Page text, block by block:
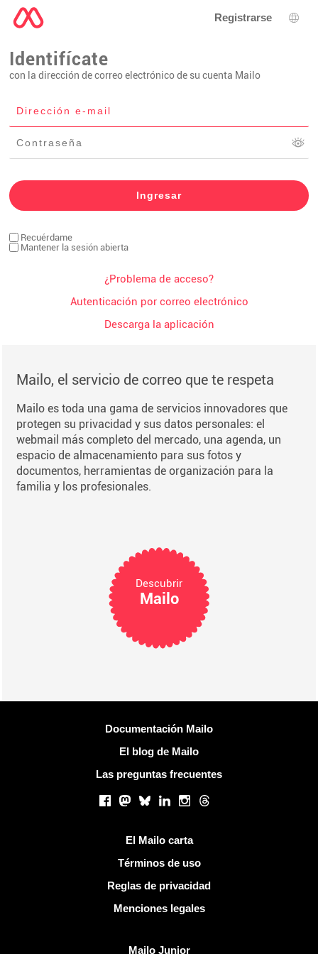
Registrarse
Identifícate
con la dirección de correo electrónico de su cuenta Mailo
Recuérdame
Mantener la sesión abierta
¿Problema de acceso?
Autenticación por correo electrónico
Descarga la aplicación
Mailo, el servicio de correo que te respeta
Mailo es toda una gama de servicios innovadores que
protegen su privacidad y sus datos personales: el
webmail más completo del mercado, una agenda, un
espacio de almacenamiento para sus fotos y
documentos, herramientas de organización para la
familia y los profesionales.
Descubrir
Mailo
Documentación Mailo
El blog de Mailo
Las preguntas frecuentes
Facebook
Mastodon
BlueskyLinkedInInstagram
Threads
El Mailo carta
Términos de uso
Reglas de privacidad
Menciones legales
Mailo Junior